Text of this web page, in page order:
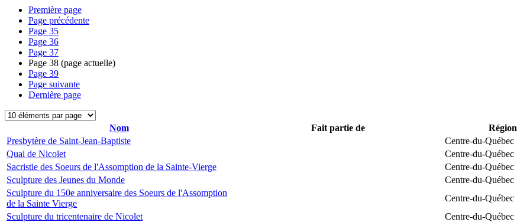
Première page
Page précédente
Page 35
Page 36
Page 37
Page 38 (page actuelle)
Page 39
Page suivante
Dernière page
Nom Fait partie de Région
Presbytère de Saint-Jean-Baptiste
Centre-du-Québec
Quai de Nicolet
Centre-du-Québec
Sacristie des Soeurs de l'Assomption de la Sainte-Vierge
Centre-du-Québec
Sculpture des Jeunes du Monde
Centre-du-Québec
Sculpture du 150e anniversaire des Soeurs de l'Assomption
de la Sainte Vierge
Centre-du-Québec
Sculpture du tricentenaire de Nicolet
Centre-du-Québec